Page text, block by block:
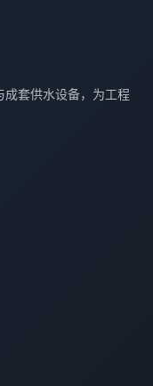
成套供水设备，为工程